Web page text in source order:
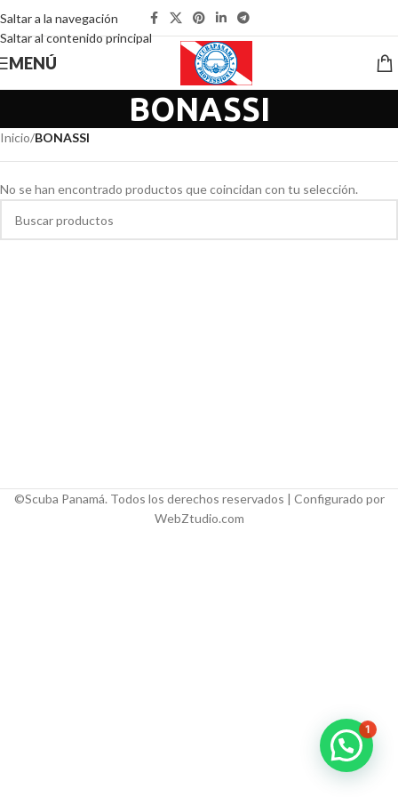
Saltar a la navegación
Saltar al contenido principal
MENÚ
BONASSI
Inicio/BONASSI
No se han encontrado productos que coincidan con tu selección.
©Scuba Panamá. Todos los derechos reservados | Configurado por
WebZtudio.com
1